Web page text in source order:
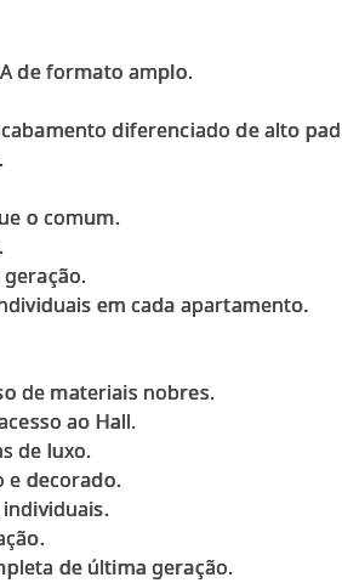
de formato amplo.
diferenciado de alto
o comum.
em cada apartamento.
de materiais nobres.
ao Hall.
de luxo.
e decorado.
de última geração.